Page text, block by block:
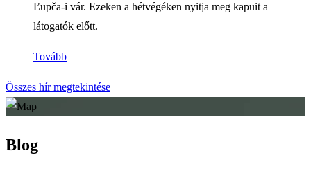
Ľupča-i vár. Ezeken a hétvégéken nyitja meg kapuit a
látogatók előtt.
Tovább
Összes hír megtekintése
Blog